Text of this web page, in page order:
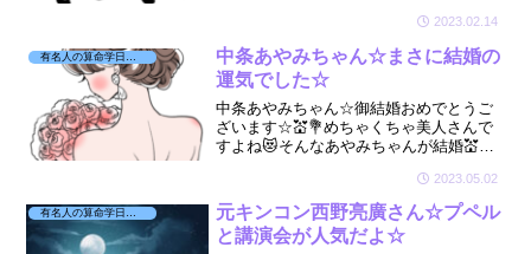
2023.02.14
中条あやみちゃん☆まさに結婚の
運気でした☆
中条あやみちゃん☆御結婚おめでとうご
ざいます☆💒💐めちゃくちゃ美人さんで
すよね😻そんなあやみちゃんが結婚💒と
私は、現在どんな運気での御結婚なのか
見させていただきました☆
2023.05.02
有名人の算命学日記☆
元キンコン西野亮廣さん☆プペル
と講演会が人気だよ☆